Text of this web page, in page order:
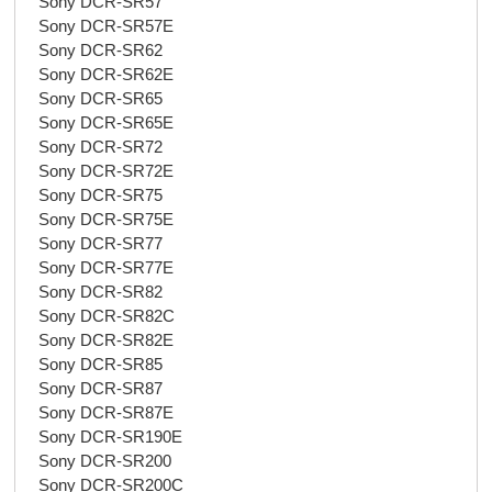
Sony DCR-SR57E
Sony DCR-SR62
Sony DCR-SR62E
Sony DCR-SR65
Sony DCR-SR65E
Sony DCR-SR72
Sony DCR-SR72E
Sony DCR-SR75
Sony DCR-SR75E
Sony DCR-SR77
Sony DCR-SR77E
Sony DCR-SR82
Sony DCR-SR82C
Sony DCR-SR82E
Sony DCR-SR85
Sony DCR-SR87
Sony DCR-SR87E
Sony DCR-SR190E
Sony DCR-SR200
Sony DCR-SR200C